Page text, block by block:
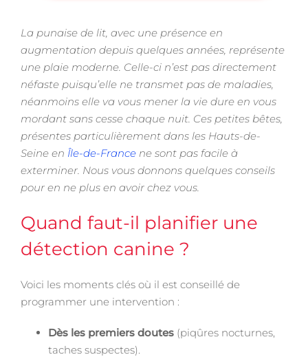
La punaise de lit, avec une présence en
augmentation depuis quelques années, représente
une plaie moderne. Celle-ci n’est pas directement
néfaste puisqu’elle ne transmet pas de maladies,
néanmoins elle va vous mener la vie dure en vous
mordant sans cesse chaque nuit. Ces petites bêtes,
présentes particulièrement dans les Hauts-de-
Seine en Île-de-France ne sont pas facile à
exterminer. Nous vous donnons quelques conseils
pour en ne plus en avoir chez vous.
Quand faut-il planifier une
détection canine ?
Voici les moments clés où il est conseillé de
programmer une intervention :
Dès les premiers doutes (piqûres nocturnes,
taches suspectes).